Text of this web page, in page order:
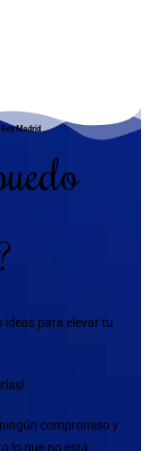
Madrid
ideas para elevar tu
compromiso y
lo que no está